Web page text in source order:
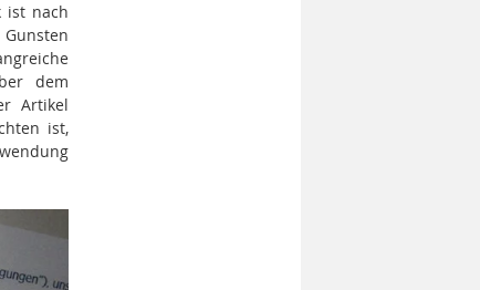
ist nach
dem
Artikel
ist,